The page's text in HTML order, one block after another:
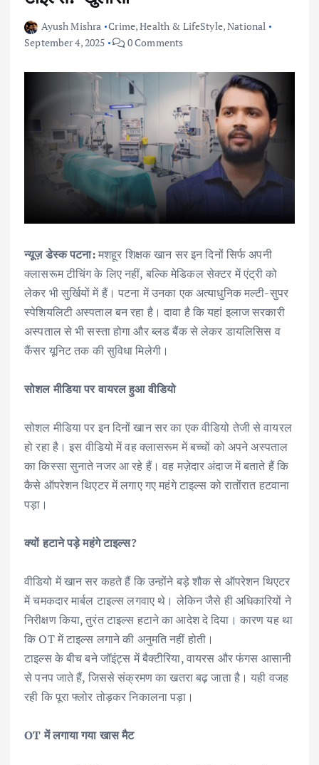
Ayush Mishra Crime,Health & LifeStyle,National
September 4, 2025
0 Comments
न्यूज़ डेस्क पटना:मशहूर शिक्षक खान सर इन दिनों सिर्फ अपनी
क्लासरूम टीचिंग के लिए नहीं, बल्कि मेडिकल सेक्टर में एंट्री को
लेकर भी सुर्खियों में हैं। पटना में उनका एक अत्याधुनिक मल्टी-सुपर
स्पेशियलिटी अस्पताल बन रहा है। दावा है कि यहां इलाज सरकारी
अस्पताल से भी सस्ता होगा और ब्लड बैंक से लेकर डायलिसिस व
कैंसर यूनिट तक की सुविधा मिलेगी।
सोशल मीडिया पर वायरल हुआ वीडियो
सोशल मीडिया पर इन दिनों खान सर का एक वीडियो तेजी से वायरल
हो रहा है। इस वीडियो में वह क्लासरूम में बच्चों को अपने अस्पताल
का किस्सा सुनाते नजर आ रहे हैं। वह मज़ेदार अंदाज में बताते हैं कि
कैसे ऑपरेशन थिएटर में लगाए गए महंगे टाइल्स को रातोंरात हटवाना
पड़ा।
क्यों हटाने पड़े महंगे टाइल्स?
वीडियो में खान सर कहते हैं कि उन्होंने बड़े शौक से ऑपरेशन थिएटर
में चमकदार मार्बल टाइल्स लगवाए थे। लेकिन जैसे ही अधिकारियों ने
निरीक्षण किया, तुरंत टाइल्स हटाने का आदेश दे दिया। कारण यह था
कि OT में टाइल्स लगाने की अनुमति नहीं होती।
टाइल्स के बीच बने जॉइंट्स में बैक्टीरिया, वायरस और फंगस आसानी
से पनप जाते हैं, जिससे संक्रमण का खतरा बढ़ जाता है। यही वजह
रही कि पूरा फ्लोर तोड़कर निकालना पड़ा।
OT में लगाया गया खास मैट